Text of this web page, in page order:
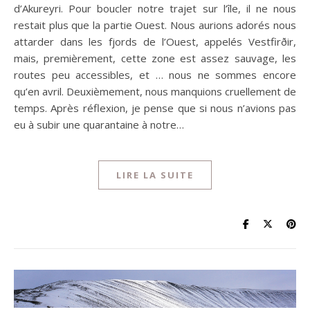
d’Akureyri. Pour boucler notre trajet sur l’île, il ne nous
restait plus que la partie Ouest. Nous aurions adorés nous
attarder dans les fjords de l’Ouest, appelés Vestfirðir,
mais, premièrement, cette zone est assez sauvage, les
routes peu accessibles, et … nous ne sommes encore
qu’en avril. Deuxièmement, nous manquions cruellement de
temps. Après réflexion, je pense que si nous n’avions pas
eu à subir une quarantaine à notre…
LIRE LA SUITE